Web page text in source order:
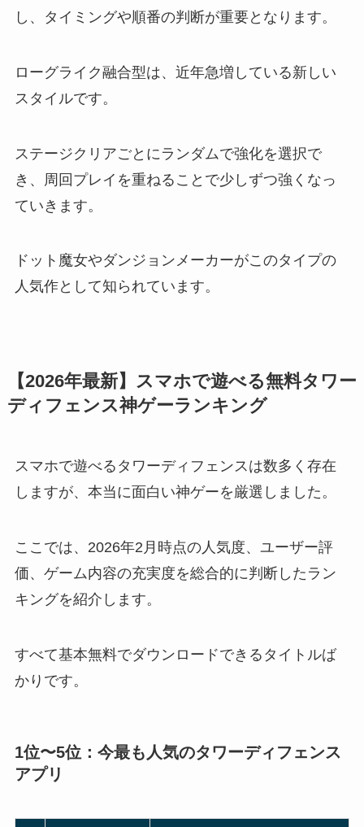
し、タイミングや順番の判断が重要となります。
ローグライク融合型は、近年急増している新しい
スタイルです。
ステージクリアごとにランダムで強化を選択で
き、周回プレイを重ねることで少しずつ強くなっ
ていきます。
ドット魔女やダンジョンメーカーがこのタイプの
人気作として知られています。
【2026年最新】スマホで遊べる無料タワー
ディフェンス神ゲーランキング
スマホで遊べるタワーディフェンスは数多く存在
しますが、本当に面白い神ゲーを厳選しました。
ここでは、2026年2月時点の人気度、ユーザー評
価、ゲーム内容の充実度を総合的に判断したラン
キングを紹介します。
すべて基本無料でダウンロードできるタイトルば
かりです。
1位〜5位：今最も人気のタワーディフェンス
アプリ